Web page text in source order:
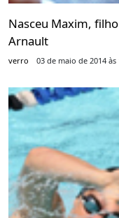
Nasceu Maxim,
Arnault
verro 03 de maio de 2014 às